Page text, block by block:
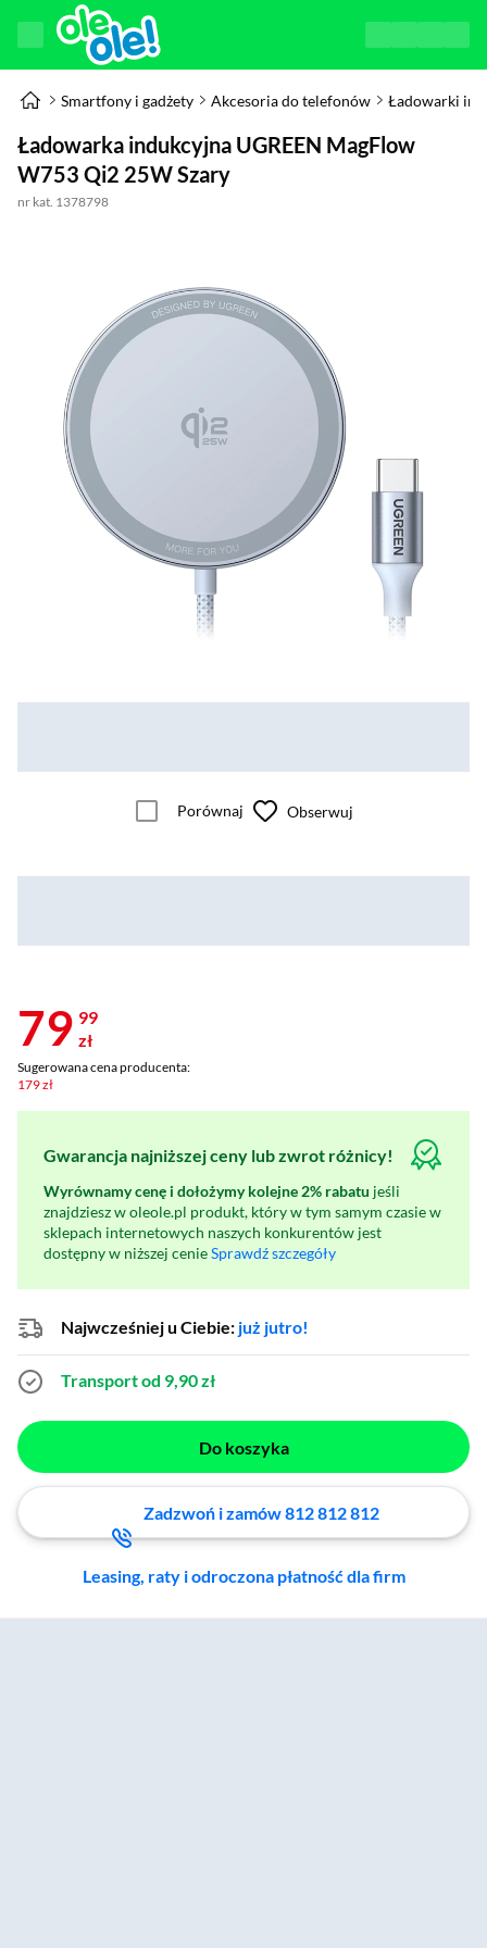
Smartfony i gadżety Akcesoria do telefonów Ładowarki
Ładowarka indukcyjna UGREEN MagFlow
W753 Qi2 25W Szary
nr kat. 1378798
Porównaj Obserwuj
79 99
zł
Sugerowana cena producenta:
179 zł
Gwarancja najniższej ceny lub zwrot różnicy!
Wyrównamy cenę i dołożymy kolejne 2% rabatu jeśli
znajdziesz w oleole.pl produkt, który w tym samym czasie w
sklepach internetowych naszych konkurentów jest
dostępny w niższej cenieSprawdź szczegóły
Najwcześniej u Ciebie: już jutro!
Transport od 9,90 zł
Do koszyka
Zadzwoń i zamów 812 812 812
Leasing, raty i odroczona płatność dla firm